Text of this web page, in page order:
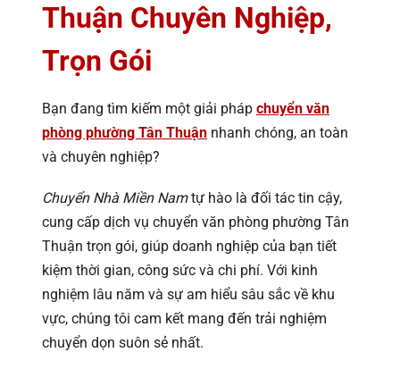
Thuận Chuyên Nghiệp,
Trọn Gói
Bạn đang tìm kiếm một giải pháp chuyển văn
phòng phường Tân Thuận nhanh chóng, an toàn
và chuyên nghiệp?
Chuyển Nhà Miền Namtự hào là đối tác tin cậy,
cung cấp dịch vụ chuyển văn phòng phường Tân
Thuận trọn gói, giúp doanh nghiệp của bạn tiết
kiệm thời gian, công sức và chi phí. Với kinh
nghiệm lâu năm và sự am hiểu sâu sắc về khu
vực, chúng tôi cam kết mang đến trải nghiệm
chuyển dọn suôn sẻ nhất.